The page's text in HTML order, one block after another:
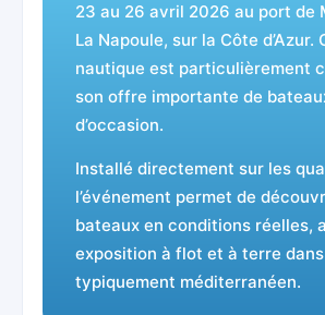
23 au 26 avril 2026 au port de
La Napoule, sur la Côte d’Azur.
nautique est particulièrement
son offre importante de
d’occasion.
Installé directement sur les
l’événement permet de
bateaux en conditions réelles,
exposition à flot et à terre
typiquement méditerranéen.